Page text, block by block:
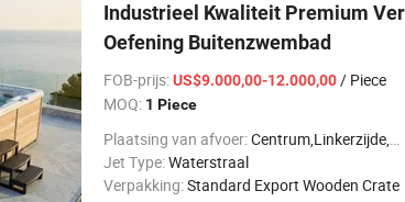
Industrieel Kwaliteit Premium
Oefening Buitenzwembad
FOB-prijs:US$9.000,00-12.000,00/ Piece
MOQ: 1 Piece
Plaatsing van afvoer:Centrum,Linkerzijde,Rechterkant
Jet Type:Waterstraal
Verpakking:Standard Export Wooden Crate